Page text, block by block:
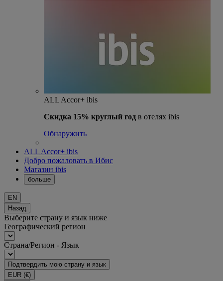
ALL Accor+ ibis
Скидка 15% круглый год в отелях ibis
Обнаружить
ALL Accor+ ibis
Добро пожаловать в Ибис
Магазин ibis
больше
EN
Назад
Выберите страну и язык ниже
Географический регион
Страна/Регион - Язык
Подтвердить мою страну и язык
EUR (€)